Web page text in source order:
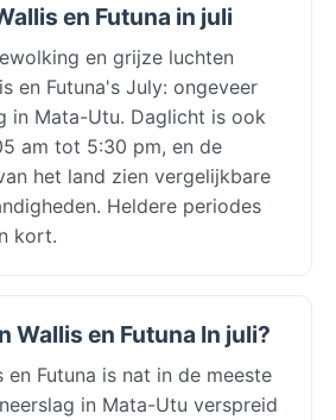
en Futuna in juli
en grijze luchten
en Futuna's July: ongeveer
in Mata-Utu. Daglicht is ook
am tot 5:30 pm, en de
het land zien vergelijkbare
Heldere periodes
kort.
Wallis en Futuna In juli?
en Futuna is nat in de meeste
in Mata-Utu verspreid